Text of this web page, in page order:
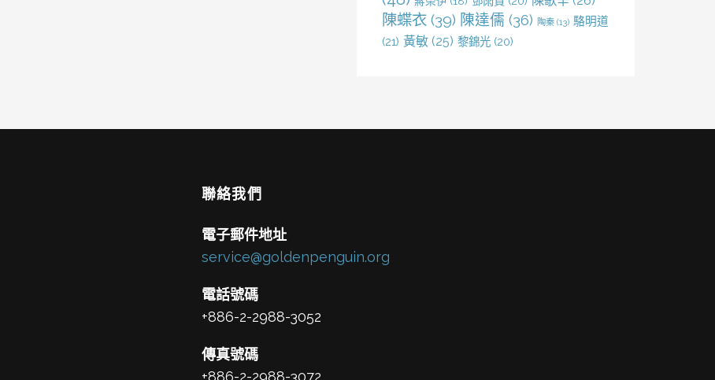
陳蝶衣(39) 陳達儒 (36) 陶秦(13) 駱明道
(21) 黃敏(25) 黎錦光(20)
聯絡我們
電子郵件地址
service@goldenpenguin.org
電話號碼
+886-2-2988-3052
傳真號碼
+886-2-2988-3072